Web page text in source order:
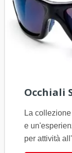
Occhiali
La
e
per attività